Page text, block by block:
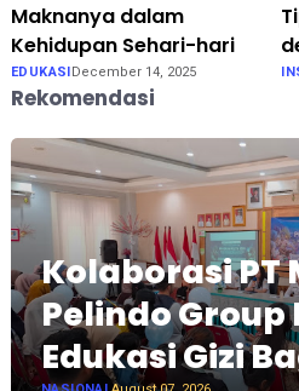
Maknanya dalam
Kehidupan Sehari-hari
EDUKASI December 14, 2025
Rekomendasi
Kolaborasi PT
Pelindo Group
Edukasi Gizi